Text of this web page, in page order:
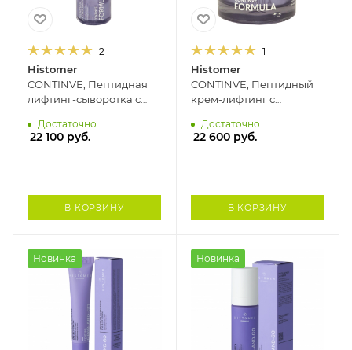
2
Histomer
CONTINVE, Пептидная
лифтинг-сыворотка с
30 мл
Достаточно
22 100 руб.
В КОРЗИНУ
1
Histomer
CONTINVE, Пептидный
крем-лифтинг с
HISTOMER, 50 мл
Достаточно
22 600руб.
В КОРЗИНУ
Новинка Новинка